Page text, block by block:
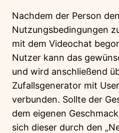
Nachdem der Person den
Nutzungsbedingungen
mit dem Videochat
Nutzer kann das
und wird anschließend
Zufallsgenerator mit
verbunden. Sollte der
dem eigenen
sich dieser durch den